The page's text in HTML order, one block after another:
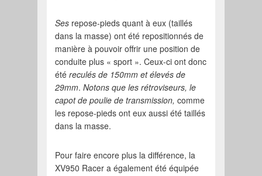
Ses repose-pieds quant à eux (taillés
dans la masse) ont été repositionnés de
manière à pouvoir offrir une position de
conduite plus « sport ». Ceux-ci ont donc
étéreculés de 150mm et élevés de
29mm.Notons que les rétroviseurs, le
capot de poulie de transmission,comme
les repose-pieds ont eux aussi été taillés
dans la masse.
Pour faire encore plus la différence, la
XV950 Racer a également été équipée